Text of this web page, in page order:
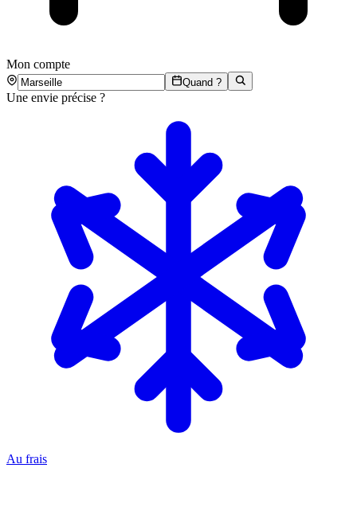
Mon compte
Quand ?
Une envie précise ?
Au frais